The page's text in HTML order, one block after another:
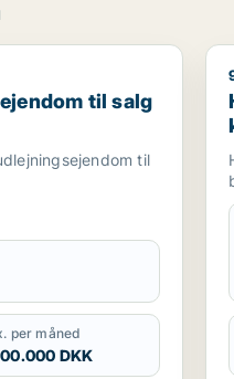
til salg i Region
til salg
til
per måned
DKK